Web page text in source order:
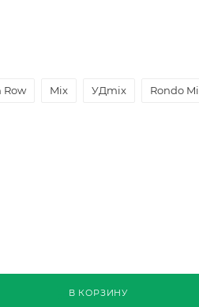
Row Mix УДmix Rondo
В КОРЗИНУ